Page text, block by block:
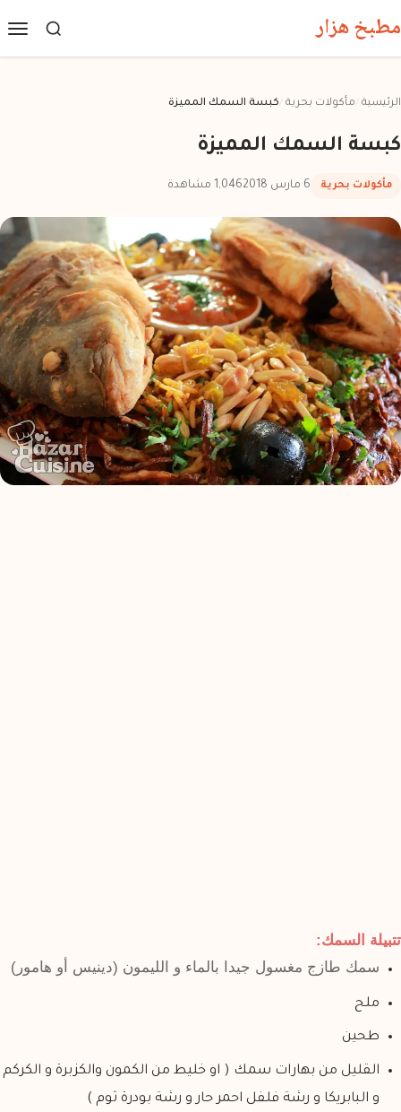
مطبخ هزار
الرئيسية مأكولات بحرية كبسة السمك المميزة
كبسة السمك المميزة
مأكولات بحرية 6 مارس 2018 1,046 مشاهدة
تتبيلة السمك:
سمك طازج مغسول جيدا بالماء و الليمون (دينيس أو هامور)
ملح
طحين
القليل من بهارات سمك ( او خليط من الكمون والكزبرة و الكركم
و البابريكا و رشة فلفل احمر حار و رشة بودرة ثوم )